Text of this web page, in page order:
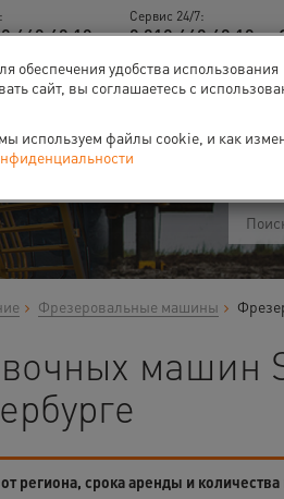
448 48 18
Сервис 24/7:
8 812 448 48 18
Фрезеровальные машины
машин
региона, срока аренды и
обеспечения удобства использования
сайт, вы соглашаетесь с
используем файлы cookie, и как